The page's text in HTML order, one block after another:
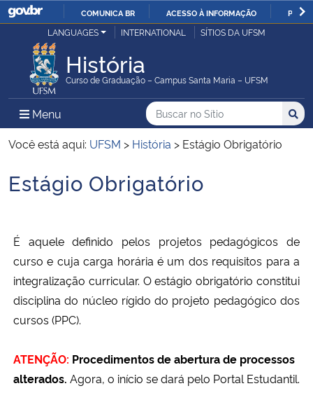
IR
COMUNICA BR ACESSO À INFORMAÇÃO
Ministério da Justiça e Segurança Pública
Ministério da Defesa
Ministério das Relações Exteriores
Ministério da Economia
Ministério da Agricultura, Pecuária e Abastecimento
Ministério da Educação
Ministério da Cidadania
Ministério da Saúde
LANGUAGES INTERNATIONAL SÍTIOS DA UFSM
História
Curso de Graduação – Campus Santa Maria – UFSM
Menu Menu Principal do Sítio
Busca
Buscar no no Sítio
Busca:
Você está aqui: UFSM > História > Estágio Obrigatório
Início do conteúdo
Estágio Obrigatório
É aquele definido pelos projetos pedagógicos de
curso e cuja carga horária é um dos requisitos para a
integralização curricular. O estágio obrigatório constitui
disciplina do núcleo rígido do projeto pedagógico dos
cursos (PPC).
ATENÇÃO: Procedimentos de abertura de processos
alterados. Agora, o início se dará pelo Portal Estudantil.